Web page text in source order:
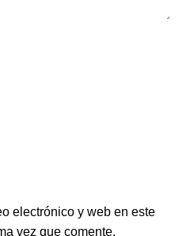
electrónico y web en este
vez que comente.